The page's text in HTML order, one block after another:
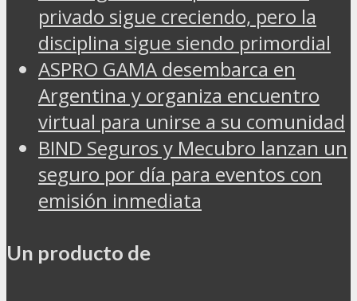
privado sigue creciendo, pero la
disciplina sigue siendo primordial
ASPRO GAMA desembarca en
Argentina y organiza encuentro
virtual para unirse a su comunidad
BIND Seguros y Mecubro lanzan un
seguro por día para eventos con
emisión inmediata
Un producto de